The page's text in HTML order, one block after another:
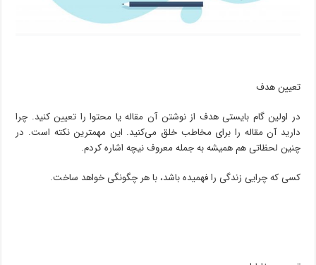
تعیین هدف
در اولین گام بایستی هدف از نوشتن آن مقاله یا محتوا را تعیین کنید. چرا
دارید آن مقاله را برای مخاطب خلق می‌کنید. این مهمترین نکته است. در
چنین لحظاتی هم همیشه به جمله معروف نیچه اشاره کردم.
کسی که چرایی زندگی را فهمیده باشد، با هر چگونگی خواهد ساخت.